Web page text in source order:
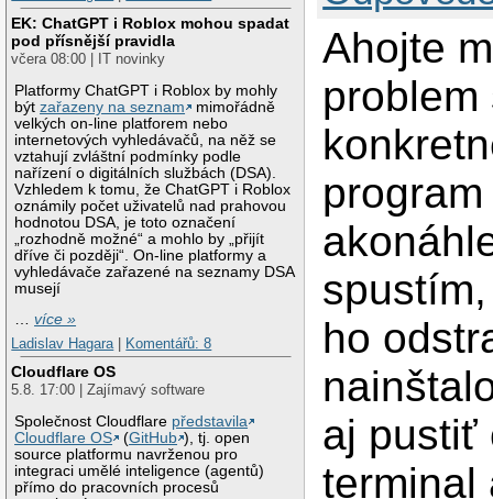
EK: ChatGPT i Roblox mohou spadat
pod přísnější pravidla
včera 08:00 | IT novinky
Platformy ChatGPT i Roblox by mohly
býtzařazeny na seznam
mimořádně
velkých on-line platforem nebo
internetových vyhledávačů, na něž se
vztahují zvláštní podmínky podle
nařízení o digitálních službách (DSA).
Vzhledem k tomu, že ChatGPT i Roblox
oznámily počet uživatelů nad prahovou
hodnotou DSA, je toto označení
„rozhodně možné“ a mohlo by „přijít
dříve či později“. On-line platformy a
vyhledávače zařazené na seznamy DSA
musejí
…více »
Ladislav Hagara
Komentářů: 8
Cloudflare OS
5.8. 17:00 | Zajímavý software
Společnost Cloudflare představila
Cloudflare OS
(GitHub ), tj. open
source platformu navrženou pro
integraci umělé inteligence (agentů)
přímo do pracovních procesů
Ahojte
problem
ho
aj pustiť
terminal